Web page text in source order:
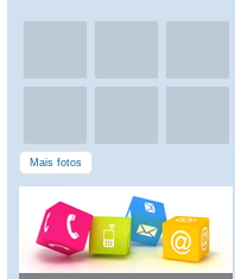
Mais fotos